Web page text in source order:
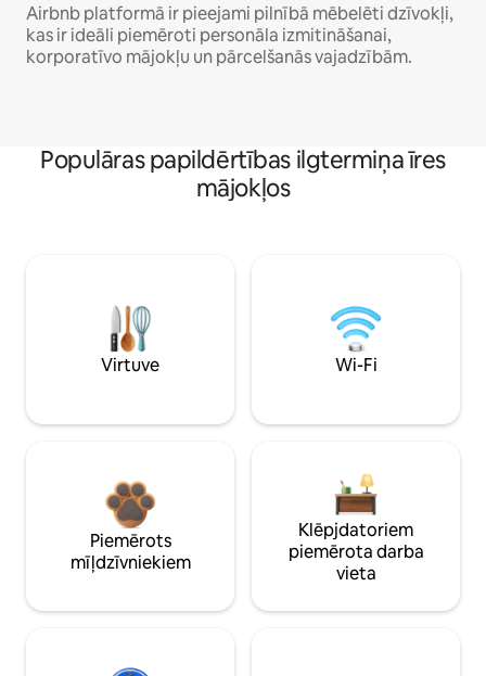
Airbnb platformā ir pieejami pilnībā mēbelēti dzīvokļi,
kas ir ideāli piemēroti personāla izmitināšanai,
korporatīvo mājokļu un pārcelšanās vajadzībām.
Populāras papildērtības ilgtermiņa īres
mājokļos
Virtuve Wi-Fi
Piemērots
mīļdzīvniekiem
Klēpjdatoriem
piemērota darba
vieta